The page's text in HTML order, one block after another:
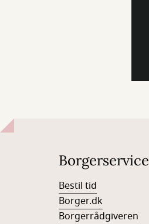
Borgerservice
Bestil tid
Borger.dk
Borgerrådgiveren